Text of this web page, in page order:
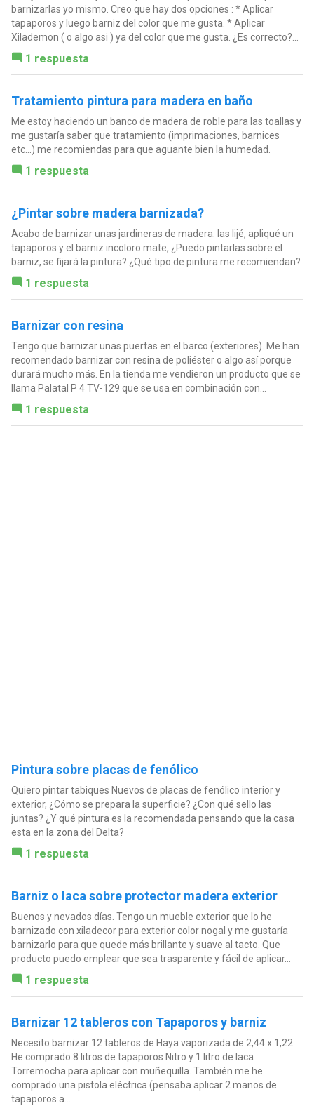
barnizarlas yo mismo. Creo que hay dos opciones : * Aplicar
tapaporos y luego barniz del color que me gusta. * Aplicar
Xilademon ( o algo asi ) ya del color que me gusta. ¿Es correcto?...
1 respuesta
Tratamiento pintura para madera en baño
Me estoy haciendo un banco de madera de roble para las toallas y
me gustaría saber que tratamiento (imprimaciones, barnices
etc...) me recomiendas para que aguante bien la humedad.
1 respuesta
¿Pintar sobre madera barnizada?
Acabo de barnizar unas jardineras de madera: las lijé, apliqué un
tapaporos y el barniz incoloro mate, ¿Puedo pintarlas sobre el
barniz, se fijará la pintura? ¿Qué tipo de pintura me recomiendan?
1 respuesta
Barnizar con resina
Tengo que barnizar unas puertas en el barco (exteriores). Me han
recomendado barnizar con resina de poliéster o algo así porque
durará mucho más. En la tienda me vendieron un producto que se
llama Palatal P 4 TV-129 que se usa en combinación con...
1 respuesta
Pintura sobre placas de fenólico
Quiero pintar tabiques Nuevos de placas de fenólico interior y
exterior, ¿Cómo se prepara la superficie? ¿Con qué sello las
juntas? ¿Y qué pintura es la recomendada pensando que la casa
esta en la zona del Delta?
1 respuesta
Barniz o laca sobre protector madera exterior
Buenos y nevados días. Tengo un mueble exterior que lo he
barnizado con xiladecor para exterior color nogal y me gustaría
barnizarlo para que quede más brillante y suave al tacto. Que
producto puedo emplear que sea trasparente y fácil de aplicar...
1 respuesta
Barnizar 12 tableros con Tapaporos y barniz
Necesito barnizar 12 tableros de Haya vaporizada de 2,44 x 1,22.
He comprado 8 litros de tapaporos Nitro y 1 litro de laca
Torremocha para aplicar con muñequilla. También me he
comprado una pistola eléctrica (pensaba aplicar 2 manos de
tapaporos a...